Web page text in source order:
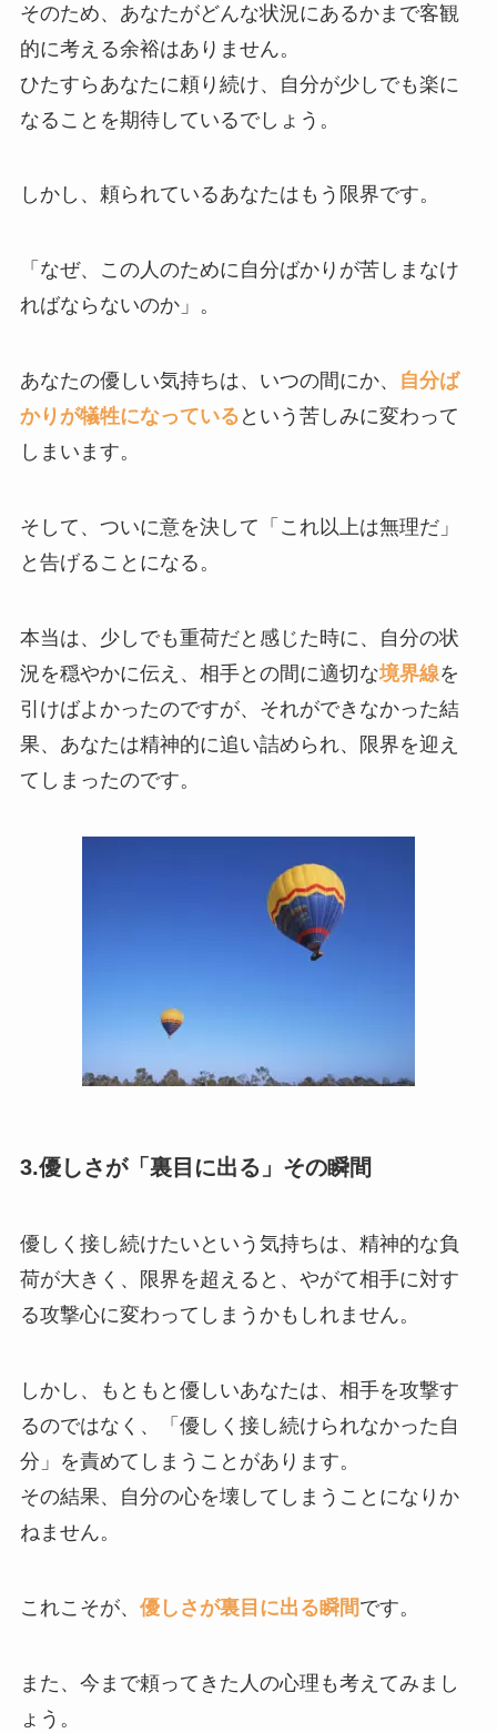
そのため、あなたがどんな状況にあるかまで客観
的に考える余裕はありません。
ひたすらあなたに頼り続け、自分が少しでも楽に
なることを期待しているでしょう。
しかし、頼られているあなたはもう限界です。
「なぜ、この人のために自分ばかりが苦しまなけ
ればならないのか」。
あなたの優しい気持ちは、いつの間にか、
自分ば
かりが犠牲になっている という苦しみに変わって
しまいます。
そして、ついに意を決して「これ以上は無理だ」
と告げることになる。
本当は、少しでも重荷だと感じた時に、自分の状
況を穏やかに伝え、相手との間に適切な境界線を
引けばよかったのですが、それができなかった結
果、あなたは精神的に追い詰められ、限界を迎え
てしまったのです。
3.優しさが「裏目に出る」その瞬間
優しく接し続けたいという気持ちは、精神的な負
荷が大きく、限界を超えると、やがて相手に対す
る攻撃心に変わってしまうかもしれません。
しかし、もともと優しいあなたは、相手を攻撃す
るのではなく、「優しく接し続けられなかった自
分」を責めてしまうことがあります。
その結果、自分の心を壊してしまうことになりか
ねません。
これこそが、 優しさが裏目に出る瞬間です。
また、今まで頼ってきた人の心理も考えてみまし
ょう。